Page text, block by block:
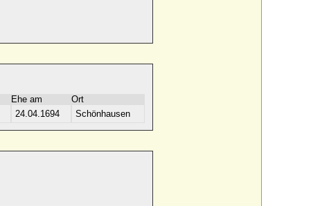
Ehe am
Ort
24.04.1694 Schönhausen